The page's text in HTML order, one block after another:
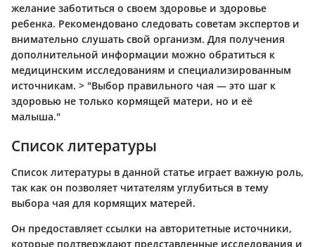
желание заботиться о своем здоровье и здоровье
ребенка. Рекомендовано следовать советам экспертов и
внимательно слушать свой организм. Для получения
дополнительной информации можно обратиться к
медицинским исследованиям и специализированным
источникам. > "Выбор правильного чая — это шаг к
здоровью не только кормящей матери, но и её
малыша."
Список литературы
Список литературы в данной статье играет важную роль,
так как он позволяет читателям углубиться в тему
выбора чая для кормящих матерей.
Он предоставляет ссылки на авторитетные источники,
которые подтверждают представленные исследования и